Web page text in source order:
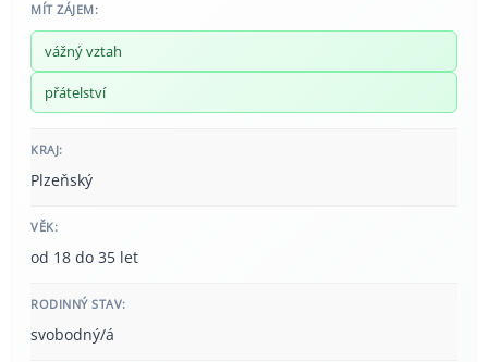
MÍT ZÁJEM:
vážný vztah
přátelství
KRAJ:
Plzeňský
VĚK:
od 18 do 35 let
RODINNÝ STAV:
svobodný/á